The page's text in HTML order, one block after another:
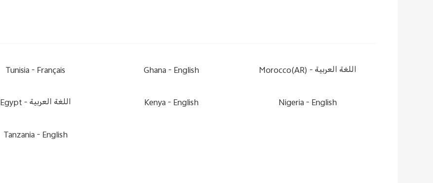
Tunisia - Français Ghana - English Morocco(AR) -اللغة العربية
Egypt -اللغة العربية Kenya - English Nigeria - English
Tanzania - English